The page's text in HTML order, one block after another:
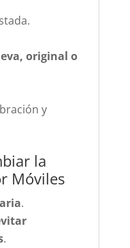
original o
y
la
Móviles
.
.